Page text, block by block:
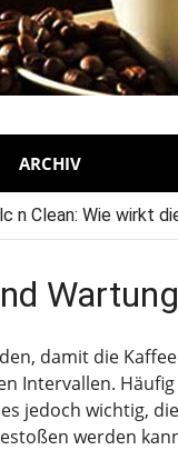
ARCHIV
n Clean: Wie wirkt
damit die
Intervallen.
jedoch wichtig,
werden